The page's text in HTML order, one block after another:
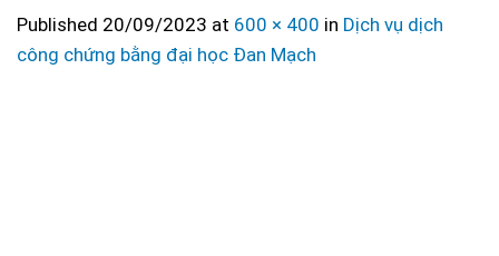
Published 20/09/2023 at 600 × 400 in Dịch vụ dịch
công chứng bằng đại học Đan Mạch